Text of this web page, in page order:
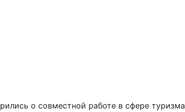
о совместной работе в сфере туризма